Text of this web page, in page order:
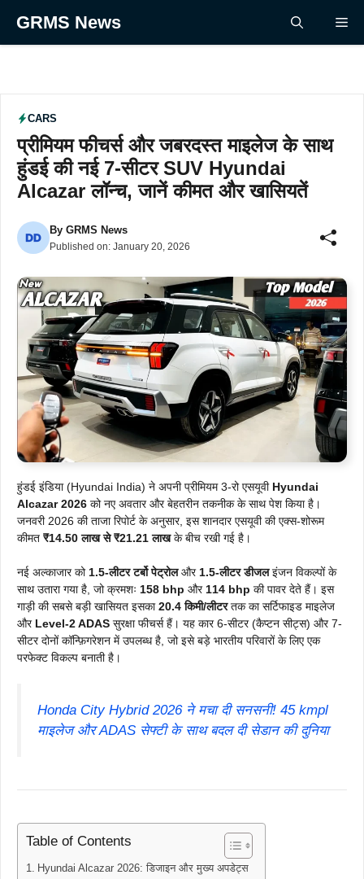
GRMS News
CARS
प्रीमियम फीचर्स और जबरदस्त माइलेज के साथ
हुंडई की नई 7-सीटर SUV Hyundai
Alcazar लॉन्च, जानें कीमत और खासियतें
By GRMS News
Published on: January 20, 2026
हुंडई इंडिया (Hyundai India) ने अपनी प्रीमियम 3-रो एसयूवी Hyundai
Alcazar 2026 को नए अवतार और बेहतरीन तकनीक के साथ पेश किया है।
जनवरी 2026 की ताजा रिपोर्ट के अनुसार, इस शानदार एसयूवी की एक्स-शोरूम
कीमत ₹14.50 लाख से ₹21.21 लाखके बीच रखी गई है।
नई अल्काजार को1.5-लीटर टर्बो पेट्रोलऔर1.5-लीटर डीजलइंजन विकल्पों के
साथ उतारा गया है, जो क्रमशः 158 bhp और114 bhp की पावर देते हैं। इस
गाड़ी की सबसे बड़ी खासियत इसका20.4 किमी/लीटरतक का सर्टिफाइड माइलेज
और Level-2 ADAS सुरक्षा फीचर्स हैं। यह कार 6-सीटर (कैप्टन सीट्स) और 7-
सीटर दोनों कॉन्फ़िगरेशन में उपलब्ध है, जो इसे बड़े भारतीय परिवारों के लिए एक
परफेक्ट विकल्प बनाती है।
Honda City Hybrid 2026 ने मचा दी सनसनी! 45 kmpl
माइलेज और ADAS सेफ्टी के साथ बदल दी सेडान की दुनिया
Table of Contents
Hyundai Alcazar 2026: डिजाइन और मुख्य अपडेट्स